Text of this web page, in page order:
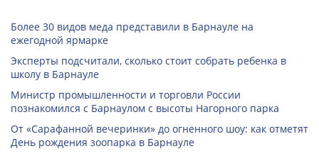
Более 30 видов меда представили в Барнауле на
ежегодной ярмарке
Эксперты подсчитали, сколько стоит собрать ребенка в
школу в Барнауле
Министр промышленности и торговли России
познакомился с Барнаулом с высоты Нагорного парка
От «Сарафанной вечеринки» до огненного шоу: как отметят
День рождения зоопарка в Барнауле